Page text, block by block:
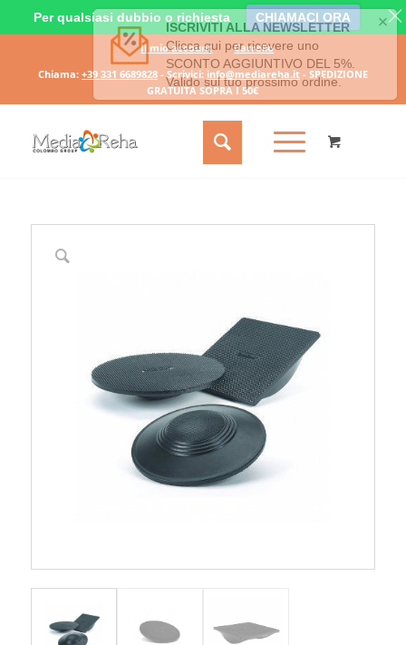
Il mio account
Carrello
Chiama: +39 331 6689828- Scrivici: info@mediareha.it- SPEDIZIONE
GRATUITA SOPRA I 50€
Per qualsiasi dubbio o richiesta CHIAMACI ORA